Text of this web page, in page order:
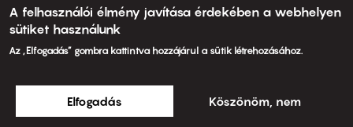
A felhasználói élmény javítása érdekében a webhelyen
sütiket használunk
Az „Elfogadás” gombra kattintva hozzájárul a sütik létrehozásához.
Elfogadás Köszönöm, nem